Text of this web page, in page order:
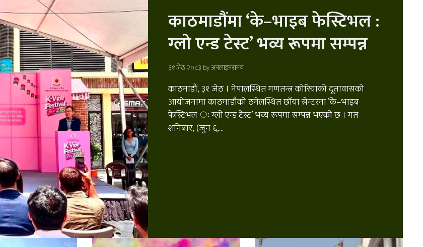
काठमाडौंमा ‘के–भाइब फेस्टिभल :
ग्लो एन्ड टेस्ट’ भव्य रूपमा सम्पन्न
३१ जेठ २०८३ byअनलाइनसमय
काठमाडौं, ३१ जेठ । नेपालस्थित गणतन्त्र कोरियाको दूतावासको
आयोजनामा काठमाडौंको ठमेलस्थित छाँया सेन्टरमा ‘के–भाइब
फेस्टिभल ः ग्लो एन्ड टेस्ट’ भव्य रूपमा सम्पन्न भएको छ । गत
शनिबार, (जुन ६,...